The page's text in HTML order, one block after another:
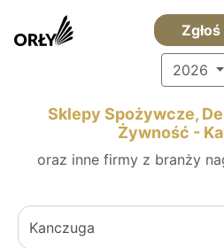
2026
Sklepy Spożywcze,
Żywność -
oraz inne firmy z branży